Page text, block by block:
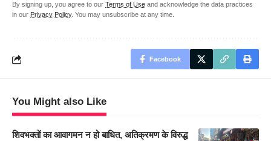
By signing up, you agree to our Terms of Use and acknowledge the data practices
in our Privacy Policy. You may unsubscribe at any time.
Facebook
You Might also Like
शिवभक्तों का आवागमन न हो बाधित, अतिक्रमण के विरुद्ध